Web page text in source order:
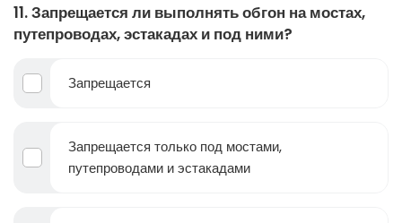
11. Запрещается ли выполнять обгон на мостах,
путепроводах, эстакадах и под ними?
Запрещается
Запрещается только под мостами,
путепроводами и эстакадами